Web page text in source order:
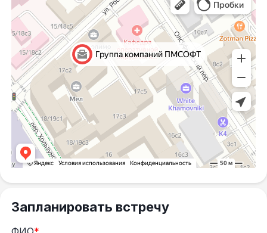
Запланировать встречу